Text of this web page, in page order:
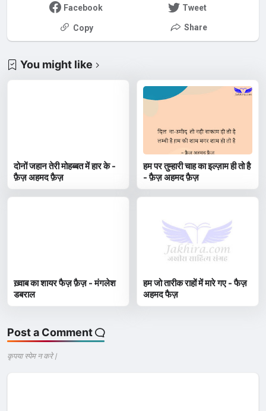
Facebook Tweet
Copy Share
You might like
दोनों जहान तेरी मोहब्बत में हार के -
फ़ैज़ अहमद फ़ैज़
हम पर तुम्हारी चाह का इल्ज़ाम ही तो है
- फ़ैज़ अहमद फ़ैज़
ख़्वाब का शायर फैज़ फ़ैज़ - मंगलेश
डबराल
हम जो तारीक राहों में मारे गए - फैज़
अहमद फैज़
Post a Comment
कृपया स्पेम न करे |